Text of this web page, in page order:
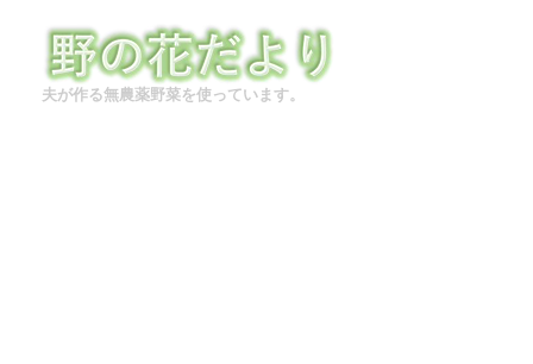
夫が作る無農薬野菜を使っています。